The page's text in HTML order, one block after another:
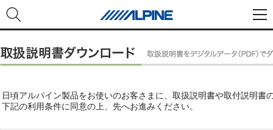
日頃アルパイン製品をお使いのお客さまに、取扱説明書や取付説明書
下記の利用条件に同意の上、先へお進みください。